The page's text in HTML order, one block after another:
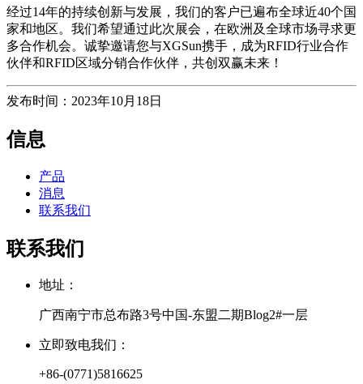
经过14年的持续创新与发展，我们的客户已遍布全球近40个国
家和地区。我们希望通过此次展会，在欧洲及全球市场寻求更
多合作机会。诚挚邀请您与XGSun携手，成为RFID行业合作
伙伴和RFID区域分销合作伙伴，共创双赢未来！
发布时间：2023年10月18日
信息
产品
消息
联系我们
联系我们
地址：
广西南宁市总布路3号中国-东盟二期Blog2#一层
立即致电我们：
+86-(0771)5816625